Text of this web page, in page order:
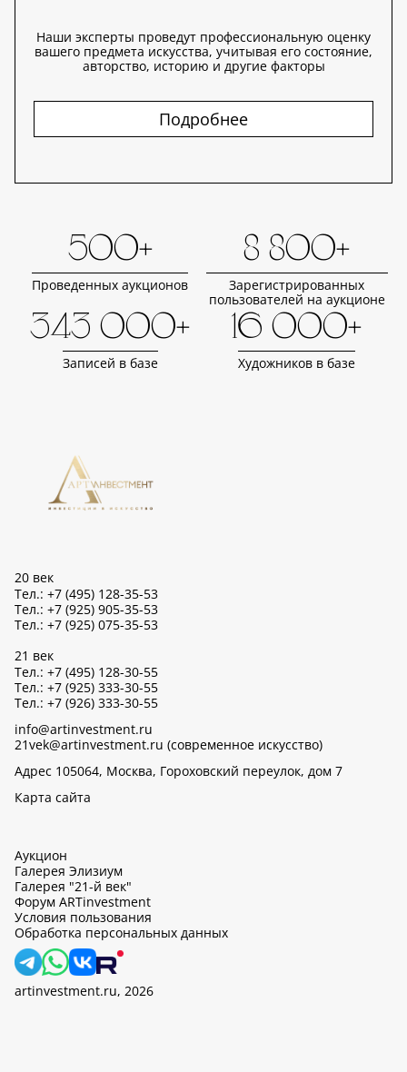
Наши эксперты проведут профессиональную оценку
вашего предмета искусства, учитывая его состояние,
авторство, историю и другие факторы
Подробнее
500+
Проведенных аукционов
8 800+
Зарегистрированных
пользователей на аукционе
343 000+
Записей в базе
16 000+
Художников в базе
20 век
Тел.: +7 (495) 128-35-53
Тел.: +7 (925) 905-35-53
Тел.: +7 (925) 075-35-53
21 век
Тел.: +7 (495) 128-30-55
Тел.: +7 (925) 333-30-55
Тел.: +7 (926) 333-30-55
info@artinvestment.ru
21vek@artinvestment.ru (современное искусство)
Адрес 105064, Москва, Гороховский переулок, дом 7
Карта сайта
Аукцион
Галерея Элизиум
Галерея "21-й век"
Форум ARTinvestment
Условия пользования
Обработка персональных данных
artinvestment.ru, 2026